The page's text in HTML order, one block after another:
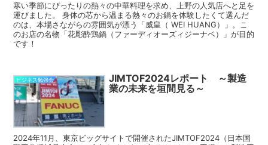
寒い季節にぴったりの熱々の中華料理を求め、上野の人気店へと足を
運びました。 身体の芯から温まる熱々のお鍋を体験したくて選んだ
のは、本場さながらの雰囲気が漂う「威皇（ WEI HUANG）」。こ
のお店の名物「花彫酔鶏鍋（ファーディオーズィジーナベ）」が目的
です！
ビジネス勉強会
JIMTOF2024レポート ～製造
業の未来を垣間見る～
2024年11月、東京ビッグサイトで開催されたJIMTOF2024（日本国